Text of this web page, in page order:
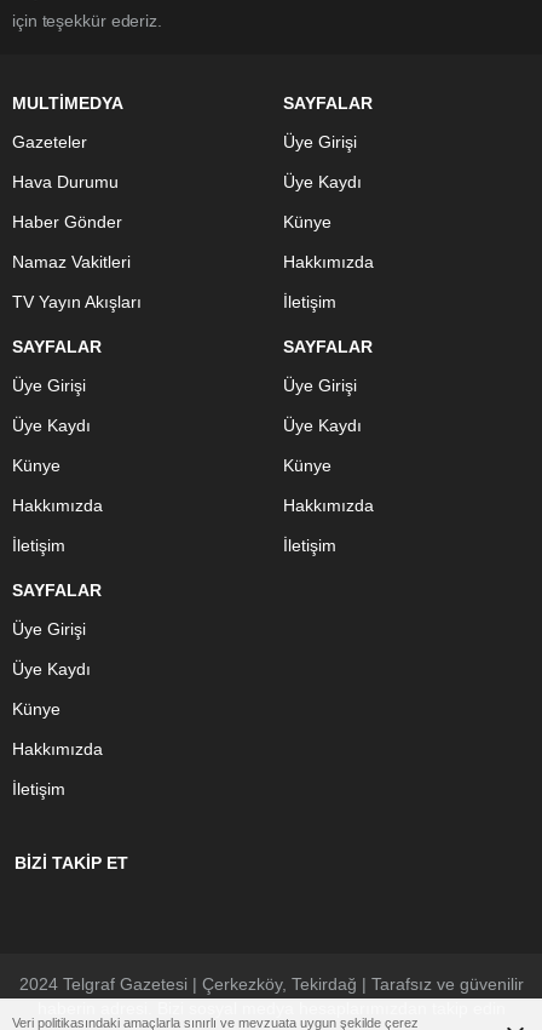
için teşekkür ederiz.
MULTİMEDYA
Gazeteler
Hava Durumu
Haber Gönder
Namaz Vakitleri
TV Yayın Akışları
SAYFALAR
Üye Girişi
Üye Kaydı
Künye
Hakkımızda
İletişim
SAYFALAR
Üye Girişi
Üye Kaydı
Künye
Hakkımızda
İletişim
SAYFALAR
Üye Girişi
Üye Kaydı
Künye
Hakkımızda
İletişim
SAYFALAR
Üye Girişi
Üye Kaydı
Künye
Hakkımızda
İletişim
BİZİ TAKİP ET
2024 Telgraf Gazetesi | Çerkezköy, Tekirdağ | Tarafsız ve güvenilir
Veri politikasındaki amaçlarla sınırlı ve mevzuata uygun şekilde çerez